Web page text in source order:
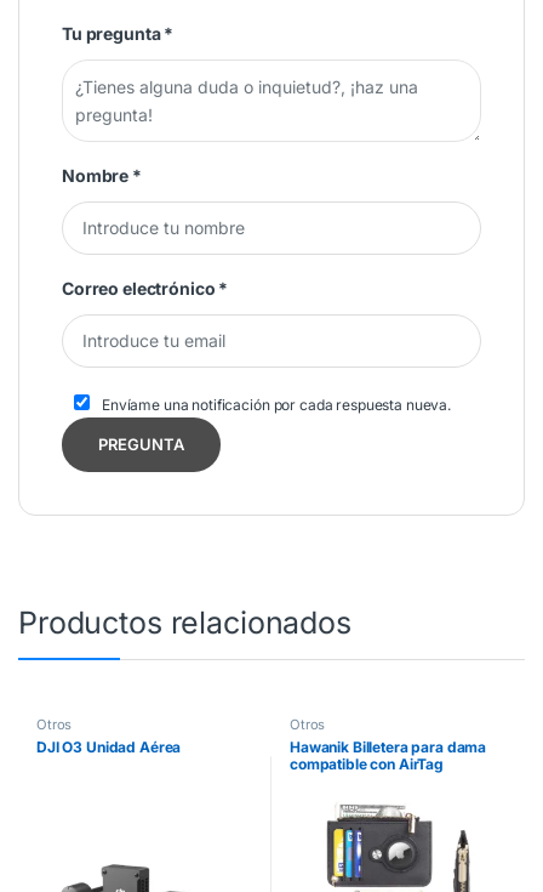
Tu pregunta*
Nombre *
Correo electrónico *
Envíame una notificación por cada respuesta nueva.
Productos relacionados
Otros
DJI O3 Unidad Aérea
Otros
Hawanik Billetera para dama
compatible con AirTag